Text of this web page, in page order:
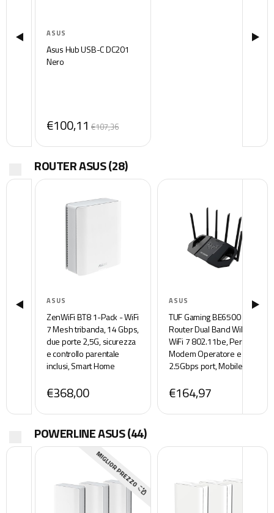
ASUS
Asus Hub USB-C DC201
Nero
€100,11 €107,36
ROUTER ASUS(28)
ASUS
ZenWiFi BT8 1-Pack - WiFi
7 Mesh tribanda, 14 Gbps,
due porte 2,5G, sicurezza
e controllo parentale
inclusi, Smart Home
Mobile Tethering, bianco
€368,00
ASUS
TUF Gaming BE6500
Router Dual Band WiFi 7,
WiFi 7 802.11be, Per
Modem Operatore e ONT,
2.5Gbps port, Mobile
Gear Accelerator, Adaptive
QoS, Port Forwarding,
Mobile Tethering
€164,97
POWERLINE ASUS(44)
MIGLIOR PREZZO